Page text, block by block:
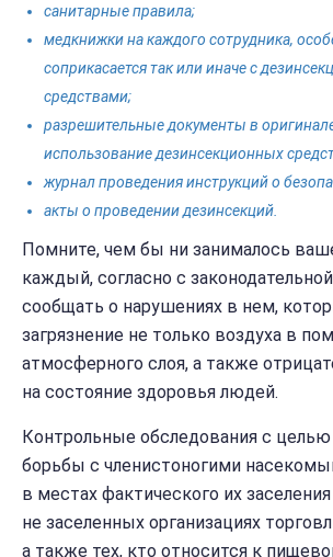
санитарные правила;
медкнижки на каждого сотрудника,
соприкасается так или иначе с
средствами;
разрешительные документы в
использование дезинсекционных
журнал проведения инструкций о
акты о проведении дезинсекций.
Помните, чем бы ни занималось
каждый, согласно с
сообщать о нарушениях в нем,
загрязнение не только воздуха в
атмосферного слоя, а также
на состояние здоровья людей.
Контрольные обследования с
борьбы с членистоногими
в местах фактического их
не заселенных организациях
а также тех, кто относится к